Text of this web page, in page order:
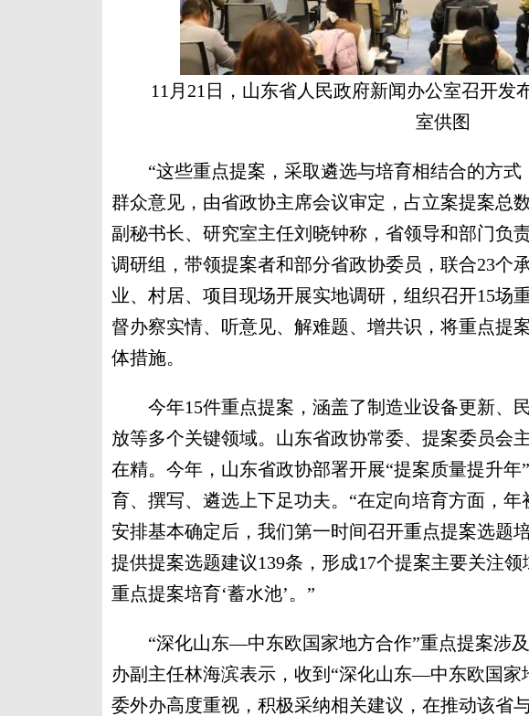
11月21日，山东省人民政府新闻办公室召开发
室供图
“这些重点提案，采取遴选与培育相结合的方式
群众意见，由省政协主席会议审定，占立案提案总
副秘书长、研究室主任刘晓钟称，省领导和部门负
调研组，带领提案者和部分省政协委员，联合23个
业、村居、项目现场开展实地调研，组织召开15场
督办察实情、听意见、解难题、增共识，将重点提
体措施。
今年15件重点提案，涵盖了制造业设备更新、
放等多个关键领域。山东省政协常委、提案委员会
在精。今年，山东省政协部署开展“提案质量提升
育、撰写、遴选上下足功夫。“在定向培育方面，
安排基本确定后，我们第一时间召开重点提案选题
提供提案选题建议139条，形成17个提案主要关注
重点提案培育‘蓄水池’。”
“深化山东—中东欧国家地方合作”重点提案涉及
办副主任林海滨表示，收到“深化山东—中东欧国家
委外办高度重视，积极采纳相关建议，在推动该省